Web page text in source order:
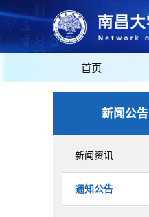
首页
新闻公告
新闻资讯
通知公告